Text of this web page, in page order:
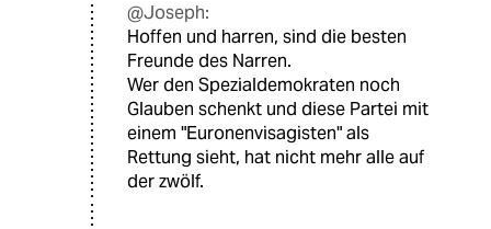
@Joseph:
Hoffen und harren, sind die besten
Freunde des Narren.
Wer den Spezialdemokraten noch
Glauben schenkt und diese Partei mit
einem "Euronenvisagisten" als
Rettung sieht, hat nicht mehr alle auf
der zwölf.